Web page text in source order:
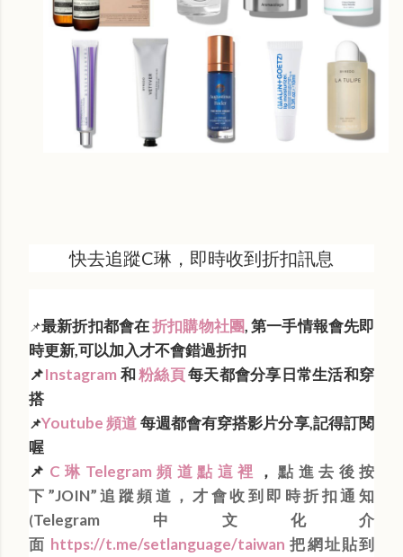
快去追蹤C琳，即時收到折扣訊息
📌最新折扣都會在折扣購物社團, 第一手情報會先即
時更新,可以加入才不會錯過折扣
📌Instagram 和粉絲頁每天都會分享日常生活和穿
搭
📌Youtube 頻道每週都會有穿搭影片分享,記得訂閱
喔
📌 C琳Telegram頻道點這裡 ， 點進去後按
下”JOIN”追蹤頻道，才會收到即時折扣通知
(Telegram中文化介
面 https://t.me/setlanguage/taiwan 把網址貼到